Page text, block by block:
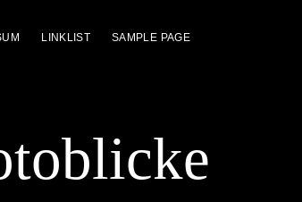
LINKLIST SAMPLE PAGE